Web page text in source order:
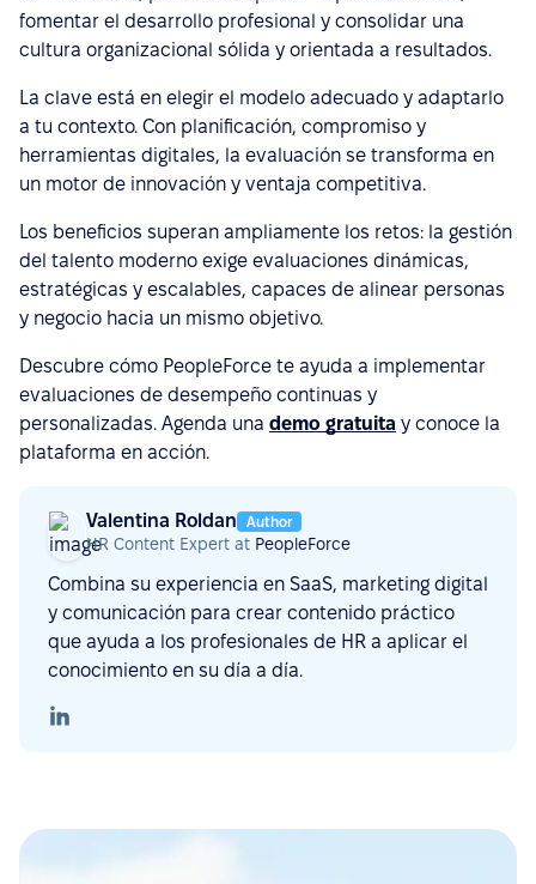
fomentar el desarrollo profesional y consolidar una
cultura organizacional sólida y orientada a resultados.
La clave está en elegir el modelo adecuado y adaptarlo
a tu contexto. Con planificación, compromiso y
herramientas digitales, la evaluación se transforma en
un motor de innovación y ventaja competitiva.
Los beneficios superan ampliamente los retos: la gestión
del talento moderno exige evaluaciones dinámicas,
estratégicas y escalables, capaces de alinear personas
y negocio hacia un mismo objetivo.
Descubre cómo PeopleForce te ayuda a implementar
evaluaciones de desempeño continuas y
personalizadas. Agenda una demo gratuita y conoce la
plataforma en acción.
Valentina Roldan Author
HR Content Expert at PeopleForce
Combina su experiencia en SaaS, marketing digital
y comunicación para crear contenido práctico
que ayuda a los profesionales de HR a aplicar el
conocimiento en su día a día.